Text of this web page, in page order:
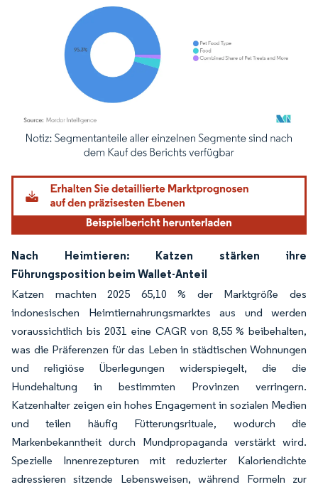
Bild © Mordor Intelligence. Wiederverwendung erfordert Namensnennung
Nach Heimtieren: Katzen stärken ihre
Führungsposition beim Wallet-Anteil
Katzen machten 2025 65,10 % der Marktgröße des
indonesischen Heimtiernahrungsmarktes aus und werden
voraussichtlich bis 2031 eine CAGR von 8,55 % beibehalten,
was die Präferenzen für das Leben in städtischen Wohnungen
und religiöse Überlegungen widerspiegelt, die die
Hundehaltung in bestimmten Provinzen verringern.
Katzenhalter zeigen ein hohes Engagement in sozialen Medien
und teilen häufig Fütterungsrituale, wodurch die
Markenbekanntheit durch Mundpropaganda verstärkt wird.
Spezielle Innenrezepturen mit reduzierter Kaloriendichte
adressieren sitzende Lebensweisen, während Formeln zur